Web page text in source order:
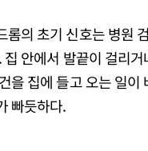
롬의 초기 신호는 병원
안에서 발끝이 걸리
을 집에 들고 오는 일
빠듯하다.